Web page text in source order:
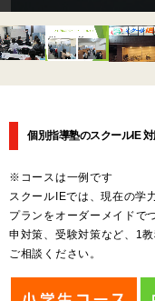
個別指導塾のスクールIE
※コースは一例です
スクールIEでは、現在の学
プランをオーダーメイドで
申対策、受験対策など、1
ご相談ください。